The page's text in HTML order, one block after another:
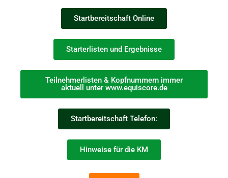
Startbereitschaft Online
Starterlisten und Ergebnisse
Teilnehmerlisten & Kopfnummern immer
aktuell unter www.equiscore.de
Startbereitschaft Telefon:
Hinweise für die KM